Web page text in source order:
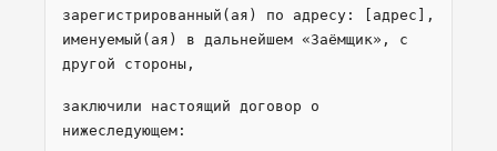
зарегистрированный(ая) по адресу: [адрес],
именуемый(ая) в дальнейшем «Заёмщик», с
другой стороны,
заключили настоящий договор о
нижеследующем: